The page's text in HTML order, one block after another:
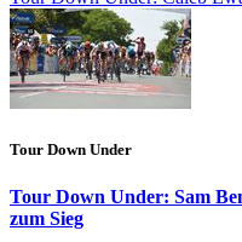
Tour Down Under
Tour Down Under: Sam
zum Sieg